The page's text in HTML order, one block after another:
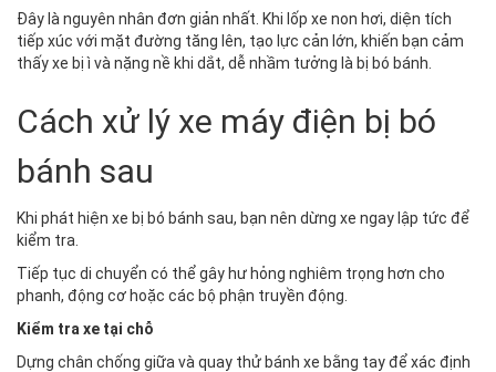
Đây là nguyên nhân đơn giản nhất. Khi lốp xe non hơi, diện tích
tiếp xúc với mặt đường tăng lên, tạo lực cản lớn, khiến bạn cảm
thấy xe bị ì và nặng nề khi dắt, dễ nhầm tưởng là bị bó bánh.
Cách xử lý xe máy điện bị bó
bánh sau
Khi phát hiện xe bị bó bánh sau, bạn nên dừng xe ngay lập tức để
kiểm tra.
Tiếp tục di chuyển có thể gây hư hỏng nghiêm trọng hơn cho
phanh, động cơ hoặc các bộ phận truyền động.
Kiểm tra xe tại chỗ
Dựng chân chống giữa và quay thử bánh xe bằng tay để xác định